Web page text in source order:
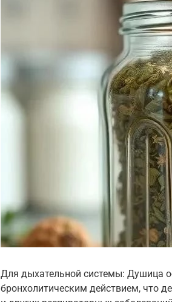
Для дыхательной системы: Душица
бронхолитическим действием, что